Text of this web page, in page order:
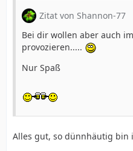
Zitat von Shannon-77
Bei dir wollen aber auch
provozieren.....
Nur Spaß
Alles gut, so dünnhäutig bin